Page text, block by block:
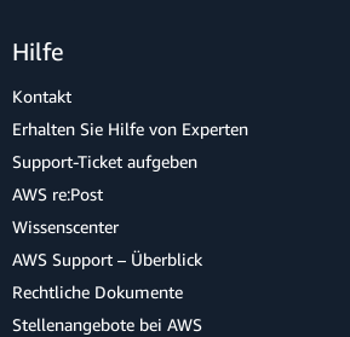
Hilfe
Kontakt
Erhalten Sie Hilfe von Experten
Support-Ticket aufgeben
AWS re:Post
Wissenscenter
AWS Support – Überblick
Rechtliche Dokumente
Stellenangebote bei AWS